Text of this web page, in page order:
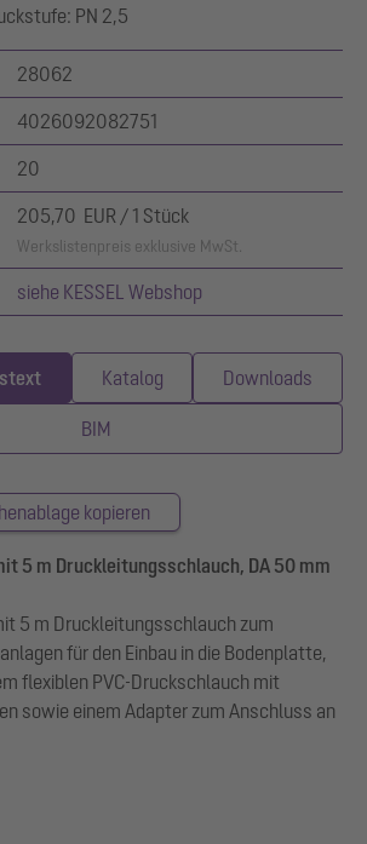
PN 2,5
28062
4026092082751
20
205,70 EUR / 1 Stück
Werkslistenpreis exklusive MwSt.
siehe KESSEL Webshop
Katalog Downloads
BIM
kopieren
5 m Druckleitungsschlauch, DA 50 mm
5 m Druckleitungsschlauch zum
für den Einbau in die Bodenplatte,
flexiblen PVC-Druckschlauch mit
sowie einem Adapter zum Anschluss an